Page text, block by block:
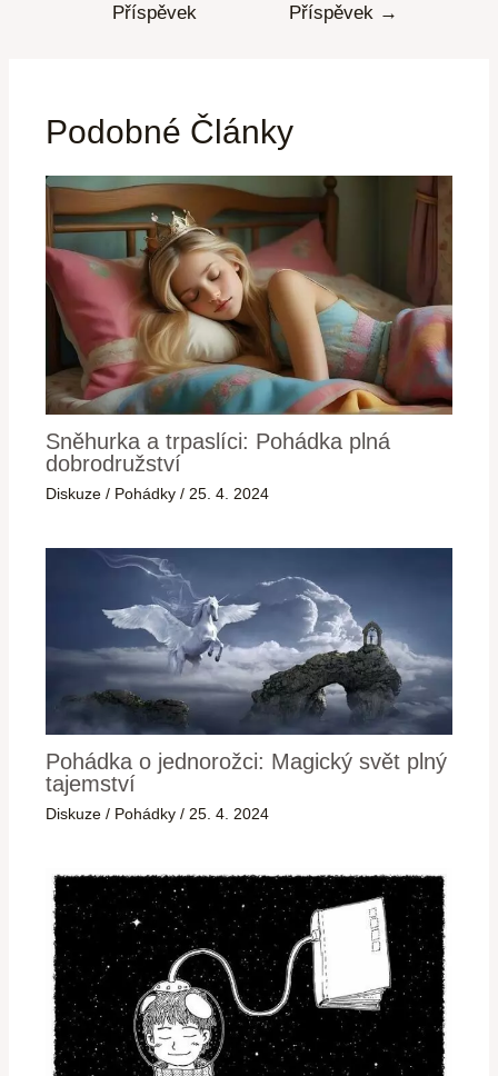
Příspěvek
Příspěvek →
Podobné Články
Sněhurka a trpaslíci: Pohádka plná
dobrodružství
Diskuze / Pohádky / 25. 4. 2024
Pohádka o jednorožci: Magický svět plný
tajemství
Diskuze / Pohádky /25. 4. 2024